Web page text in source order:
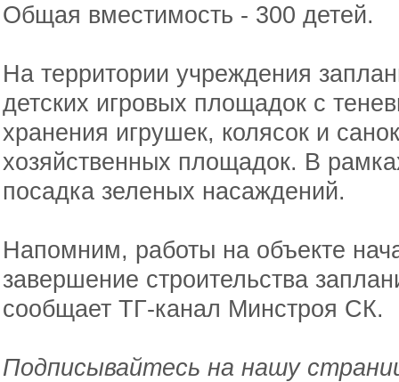
Общая вместимость - 300 детей.
На территории учреждения
детских игровых площадок с
хранения игрушек, колясок и
хозяйственных площадок. В
посадка зеленых насаждений.
Напомним, работы на объекте
завершение строительства
сообщает ТГ-канал Минстроя СК.
Подписывайтесь на нашу